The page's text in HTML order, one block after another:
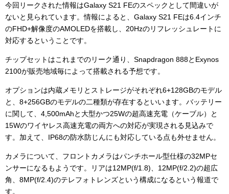
今回リークされた情報はGalaxy S21 FEのスペックとして間違いが
ないと見られています。情報によると、Galaxy S21 FEは6.4インチ
のFHD+解像度のAMOLEDを搭載し、20Hzのリフレッシュレートに
対応するということです。
チップセットはこれまでのリーク通り、Snapdragon 888とExynos
2100が販売地域毎によって搭載される予想です。
オプションは内蔵メモリとストレージがそれぞれ6+128GBのモデル
と、8+256GBのモデルの二種類が存在するといいます。バッテリー
に関して、4,500mAhと大型かつ25Wの超高速充電（ケーブル）と
15Wのワイヤレス高速充電の両方への対応が実現される見込みで
す。加えて、IP68の防水防じんにも対応している点も外せません。
カメラについて、フロントカメラはパンチホール型仕様の32MPセ
ンサーになるもようです。リアは12MP(f/1.8)、12MP(f/2.2)の超広
角、8MP(f/2.4)のテレフォトレンズという構成になるという報道で
す。